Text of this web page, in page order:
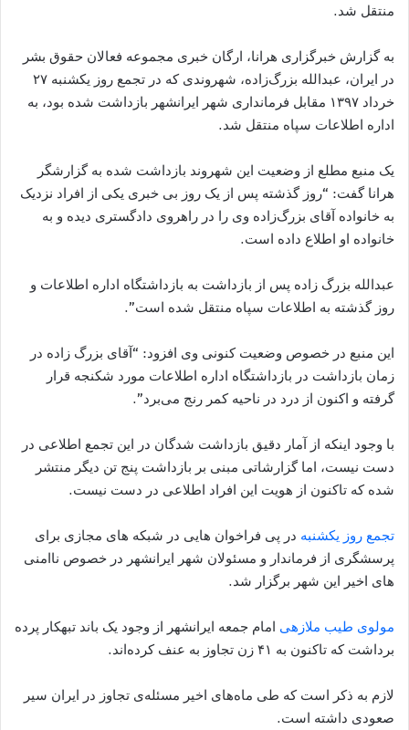
منتقل شد.
به گزارش خبرگزاری هرانا، ارگان خبری مجموعه فعالان حقوق بشر
در ایران، عبدالله بزرگ‌زاده، شهروندی که در تجمع روز یکشنبه ۲۷
خرداد ۱۳۹۷ مقابل فرمانداری شهر ایرانشهر بازداشت شده بود، به
اداره اطلاعات سپاه منتقل شد.
یک منبع مطلع از وضعیت این شهروند بازداشت شده به گزارشگر
هرانا گفت: “روز گذشته پس از یک روز بی خبری یکی از افراد نزدیک
به خانواده آقای بزرگ‌زاده وی را در راهروی دادگستری دیده و به
خانواده او اطلاع داده است.
عبدالله بزرگ زاده پس از بازداشت به بازداشتگاه اداره اطلاعات و
روز گذشته به اطلاعات سپاه منتقل شده است”.
این منبع در خصوص وضعیت کنونی وی افزود: “آقای بزرگ زاده در
زمان بازداشت در بازداشتگاه اداره اطلاعات مورد شکنجه قرار
گرفته و اکنون از درد در ناحیه کمر رنج می‌برد”.
با وجود اینکه از آمار دقیق بازداشت شدگان در این تجمع اطلاعی در
دست نیست، اما گزارشاتی مبنی بر بازداشت پنج تن دیگر منتشر
شده که تاکنون از هویت این افراد اطلاعی در دست نیست.
تجمع روز یکشنبه در پی فراخوان هایی در شبکه های مجازی برای
پرسشگری از فرماندار و مسئولان شهر ایرانشهر در خصوص ناامنی
های اخیر این شهر برگزار شد.
مولوی طیب ملازهی امام جمعه ایرانشهر از وجود یک باند تبهکار پرده
برداشت که تاکنون به ۴۱ زن تجاوز به عنف کرده‌اند.
لازم به ذکر است که طی ماه‌های اخیر مسئله‌ی تجاوز در ایران سیر
صعودی داشته است.